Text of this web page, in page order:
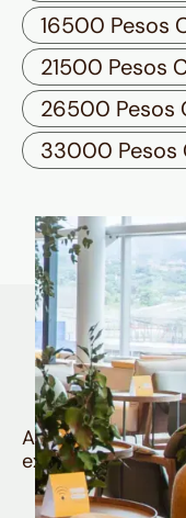
16500 Pesos
21500 Pesos
26500 Pesos
33000 Pesos
Quem
Aproveite todos
exclusivas da